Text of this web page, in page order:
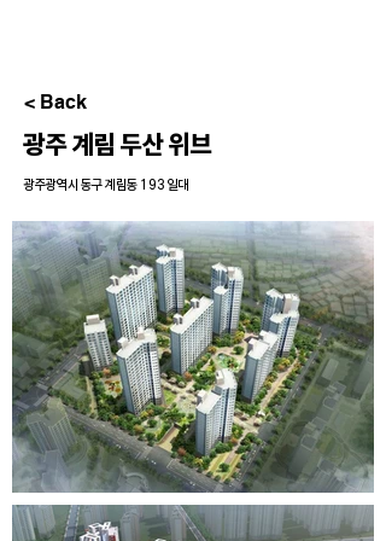
< Back
광주 계림 두산 위브
광주광역시 동구 계림동 193 일대